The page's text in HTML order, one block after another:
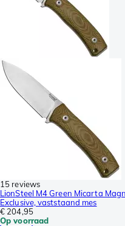
15 reviews
LionSteel M4 Green Micarta
Exclusive, vaststaand mes
€ 204,95
Op voorraad